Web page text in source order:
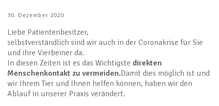
30. Dezember 2020
Liebe Patientenbesitzer,
selbstverständlich sind wir auch in der Coronakrise für Sie
und ihre Vierbeiner da.
In diesen Zeiten ist es das Wichtigste direkten
Menschenkontakt zu vermeiden.Damit dies möglich ist und
wir Ihrem Tier und Ihnen helfen können, haben wir den
Ablauf in unserer Praxis verändert.